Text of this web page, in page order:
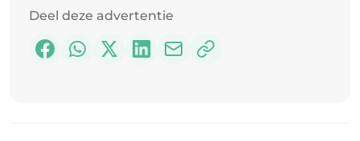
Deel deze advertentie